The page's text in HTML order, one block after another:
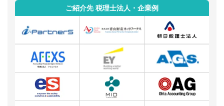
ご紹介先 税理士法人・企業例